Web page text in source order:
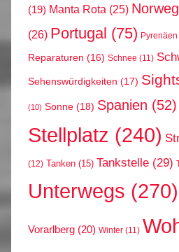
(19) Manta Rota (25)
(26) Portugal (75) Pyrenäen
Reparaturen (16) Schnee (11)
Sehenswürdigkeiten (17)
(10) Sonne (18) Spanien (52)
Stellplatz (240)
(12) Tanken (15) Tankstelle (29)
Unterwegs (270)
Vorarlberg (20) Winter (11)